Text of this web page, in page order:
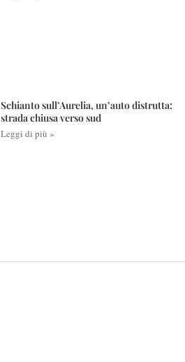
Schianto sull’Aurelia, un’auto distrutta:
strada chiusa verso sud
Leggi di più »